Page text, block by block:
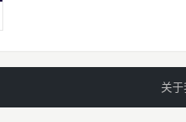
关